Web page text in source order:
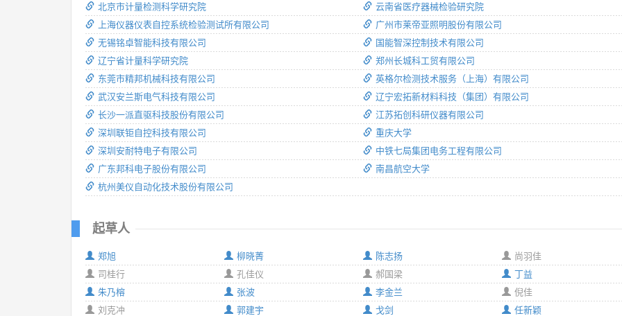
北京市计量检测科学研究院
上海仪器仪表自控系统检验测试所有限公司
无锡铭卓智能科技有限公司
辽宁省计量科学研究院
东莞市精邦机械科技有限公司
武汉安兰斯电气科技有限公司
长沙一派直驱科技股份有限公司
深圳联钜自控科技有限公司
深圳安耐特电子有限公司
广东邦科电子股份有限公司
杭州美仪自动化技术股份有限公司
云南省医疗器械检验研究院
广州市莱帝亚照明股份有限公司
国能智深控制技术有限公司
郑州长城科工贸有限公司
英格尔检测技术服务（上海）有限公司
辽宁宏拓新材料科技（集团）有限公司
江苏拓创科研仪器有限公司
重庆大学
中铁七局集团电务工程有限公司
南昌航空大学
起草人
郑旭
柳晓菁
司桂行
孔佳仪
朱乃榕
张波
刘克冲
郭建宇
陈志扬
尚羽佳
郝国梁
丁益
李金兰
倪佳
戈剑
任新颖